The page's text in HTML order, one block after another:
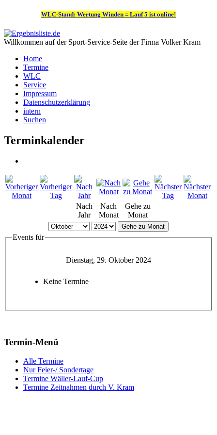
WLC-Stand: Wertung Winden = Lauf 5 ist online!
Willkommen auf der Sport-Service-Seite der Firma Volker Kram
Home
Termine
WLC
Service
Impressum
Datenschutzerklärung
intern
Suchen
Terminkalender
Nach
Jahr
Nach
Monat
Gehe zu
Monat
Gehe zu Monat
Events für
Dienstag, 29. Oktober 2024
Keine Termine
Termin-Menü
Alle Termine
Nur Feier-/ Sondertage
Termine Wäller-Lauf-Cup
Termine Zeitnahmen durch V. Kram